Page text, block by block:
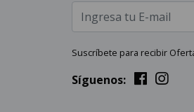
Suscríbete para recibir
Síguenos: